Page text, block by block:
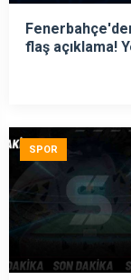
flaş açıklama!
SPOR